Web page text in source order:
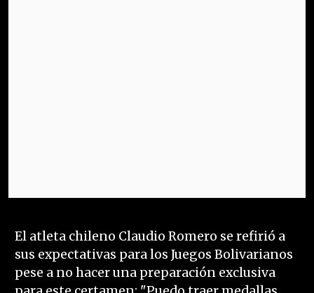
El atleta chileno Claudio Romero se refirió a
sus expectativas para los Juegos Bolivarianos
pese a no hacer una preparación exclusiva